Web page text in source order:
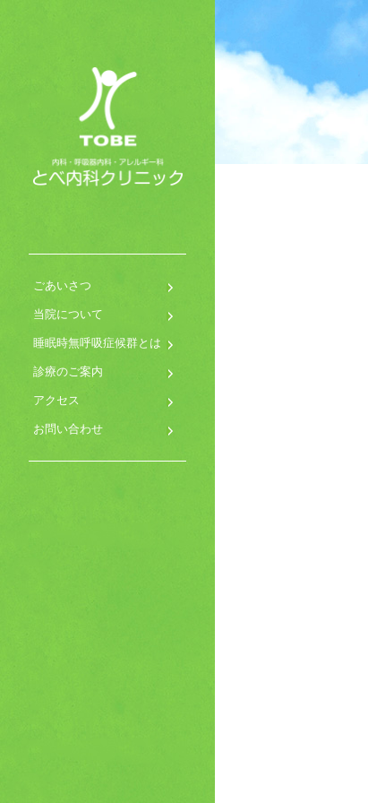
ごあいさつ
当院について
睡眠時無呼吸症候群とは
診療のご案内
アクセス
お問い合わせ